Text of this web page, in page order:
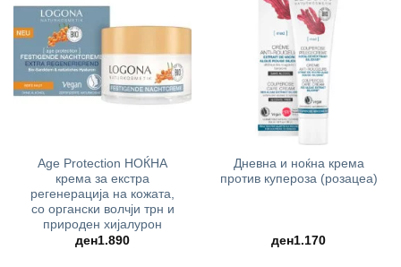
Age Protection НОЌНА
крема за екстра
регенерација на кожата,
со органски волчји трн и
природен хијалурон
ден1.890
Дневна и ноќна крема
против купероза (розацеа)
ден1.170